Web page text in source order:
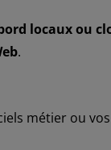
locaux ou
.
métier ou